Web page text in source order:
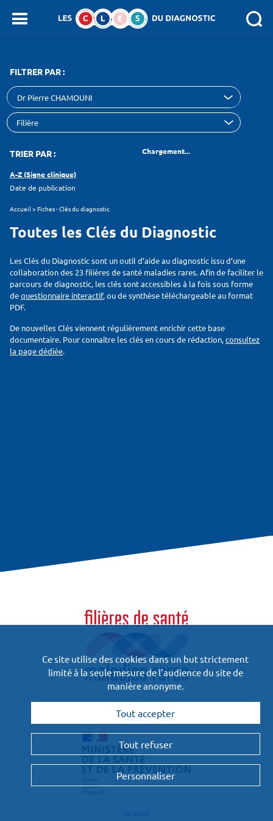
SEARCH :
FILTRER PAR :
Dr Pierre CHAMOUNI
TRIER PAR : Chargement...
A-Z (Signe clinique)
Date de publication
Accueil >Fiches - Clés du diagnostic
Toutes les Clés du Diagnostic
Les Clés du Diagnostic sont un outil d’aide au diagnostic issu d’une
collaboration des 23 filières de santé maladies rares. Afin de faciliter le
parcours de diagnostic, les clés sont accessibles à la fois sous forme
dequestionnaire interactif, ou de synthèse téléchargeable au format
PDF.
De nouvelles Clés viennent régulièrement enrichir cette base
documentaire. Pour connaître les clés en cours de rédaction,consultez
la page dédiée.
Financées
et pilotées par :
Le projet
Ce site utilise des cookies dans un but strictement
limité à la seule mesure de l’audience du site de
manière anonyme.
Tout accepter
Tout refuser
Personnaliser